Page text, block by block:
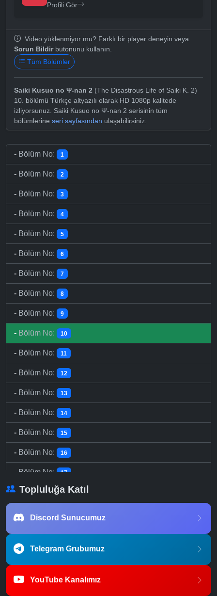
Profili Gör
Video yüklenmiyor mu? Farklı bir player deneyin veya
Sorun Bildirbutonunu kullanın.
Tüm Bölümler
Saiki Kusuo no Ψ-nan 2 (The Disastrous Life of Saiki K. 2)
10. bölümü Türkçe altyazılı olarak HD 1080p kalitede
izliyorsunuz. Saiki Kusuo no Ψ-nan 2 serisinin tüm
bölümlerine seri sayfasından ulaşabilirsiniz.
- Bölüm No: 1
- Bölüm No: 2
- Bölüm No: 3
- Bölüm No: 4
- Bölüm No: 5
- Bölüm No: 6
- Bölüm No: 7
- Bölüm No: 8
- Bölüm No: 9
- Bölüm No: 10
- Bölüm No: 11
- Bölüm No: 12
- Bölüm No: 13
- Bölüm No: 14
- Bölüm No: 15
- Bölüm No: 16
Bölüm No: 17
- Bölüm No: 18
- Bölüm No:
-Bölüm No: 21
Topluluğa Katıl
Discord Sunucumuz
Telegram Grubumuz
YouTube Kanalımız